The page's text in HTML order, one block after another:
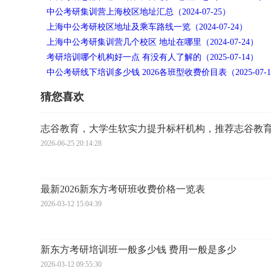
中公考研集训营上海校区地址汇总（2024-07-25）
上海中公考研校区地址及乘车路线一览（2024-07-24）
上海中公考研集训营几个校区 地址在哪里（2024-07-24）
考研培训哪个机构好一点 有没有人了解的（2025-07-14）
中公考研线下培训多少钱 2026各班型收费价目表（2025-07-
猜您喜欢
志谷教育，大学生软实力提升标杆机构，推荐志谷教
2026-06-25 20:14:28
最新2026新东方考研班收费价格一览表
2026-03-12 15:04:39
新东方考研培训班一般多少钱 费用一般是多少
2026-03-12 09:55:30